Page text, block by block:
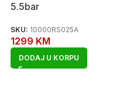
5.5bar
SKU: 10000RS025A
1299 KM
DODAJ U KORPU